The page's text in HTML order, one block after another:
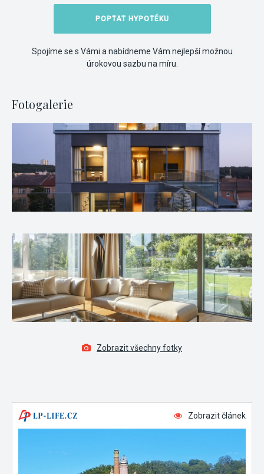
POPTAT HYPOTÉKU
Spojíme se s Vámi a nabídneme Vám nejlepší možnou
úrokovou sazbu na míru.
Fotogalerie
Zobrazit všechny fotky
Zobrazit článek